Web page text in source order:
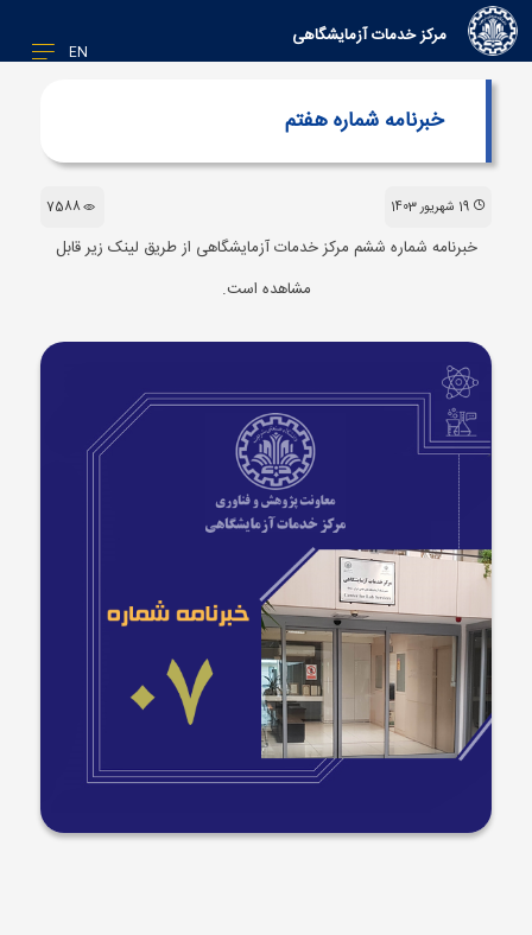
EN
مرکز خدمات آزمایشگاهی
خبرنامه شماره هفتم
19 شهریور 1403 7588
خبرنامه شماره ششم مرکز خدمات آزمایشگاهی از طریق لینک زیر قابل
مشاهده است.